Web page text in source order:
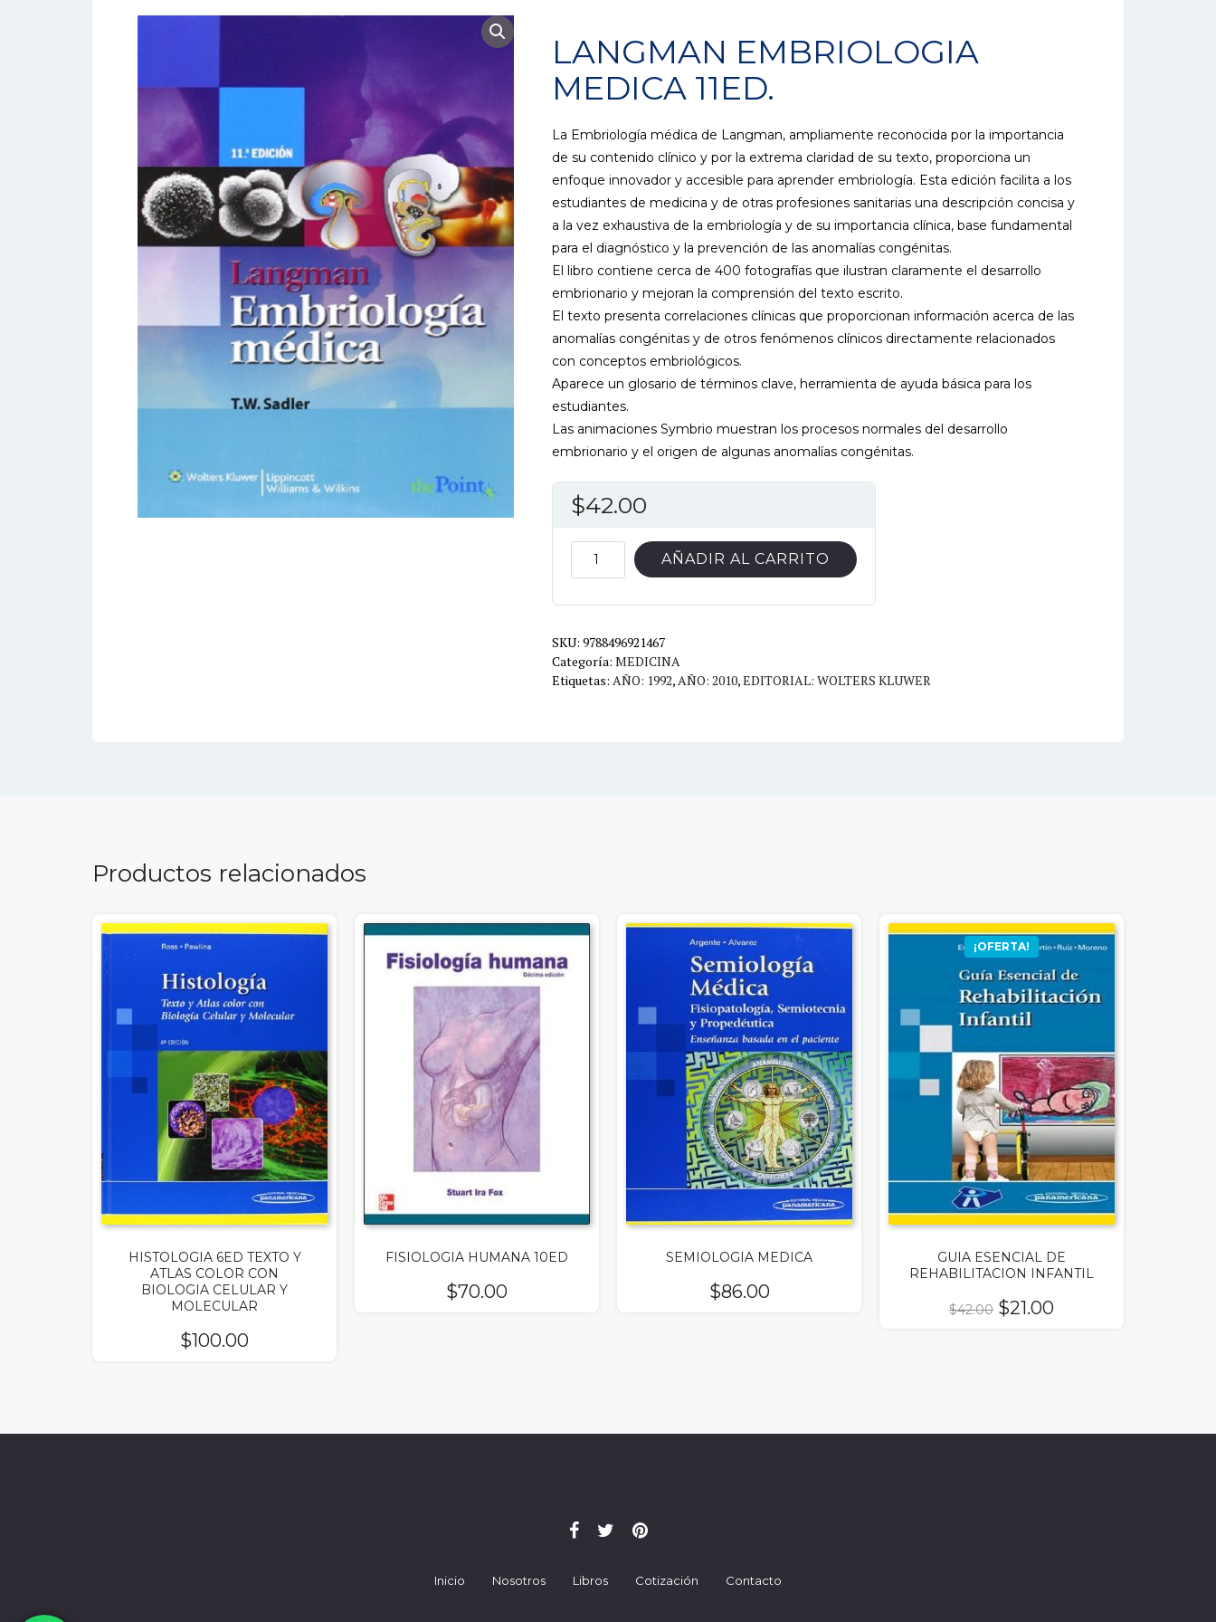
LANGMAN EMBRIOLOGIA
MEDICA 11ED.
La Embriología médica de Langman, ampliamente reconocida por la importancia
de su contenido clínico y por la extrema claridad de su texto, proporciona un
enfoque innovador y accesible para aprender embriología. Esta edición facilita a los
estudiantes de medicina y de otras profesiones sanitarias una descripción concisa y
a la vez exhaustiva de la embriología y de su importancia clínica, base fundamental
para el diagnóstico y la prevención de las anomalías congénitas.
El libro contiene cerca de 400 fotografías que ilustran claramente el desarrollo
embrionario y mejoran la comprensión del texto escrito.
El texto presenta correlaciones clínicas que proporcionan información acerca de las
anomalías congénitas y de otros fenómenos clínicos directamente relacionados
con conceptos embriológicos.
Aparece un glosario de términos clave, herramienta de ayuda básica para los
estudiantes.
Las animaciones Symbrio muestran los procesos normales del desarrollo
embrionario y el origen de algunas anomalías congénitas.
$42.00
LANGMAN
EMBRIOLOGIA
cantidad
AÑADIR AL CARRITO
SKU: 9788496921467
Categoría: MEDICINA
Etiquetas: AÑO: 1992,AÑO: 2010,EDITORIAL: WOLTERS KLUWER
Productos relacionados
HISTOLOGIA 6ED TEXTO Y
ATLAS COLOR CON
BIOLOGIA CELULAR Y
MOLECULAR
$100.00
FISIOLOGIA HUMANA 10ED
$70.00
SEMIOLOGIA MEDICA
$86.00
¡OFERTA!
GUIA ESENCIAL DE
REHABILITACION INFANTIL
$42.00 El
$21.00
Inicio Nosotros Libros Cotización Contacto